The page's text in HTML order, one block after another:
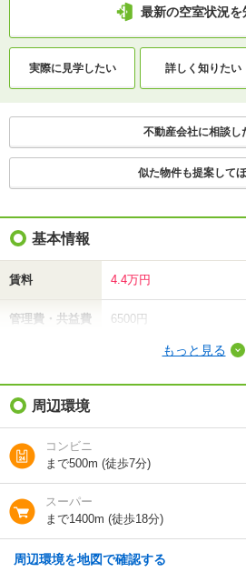
最新の空室状況を
実際に見学したい 詳しく知りたい
不動産会社に相談し
似た物件も提案して
基本情報
賃料 4.4万円
管理費・共益費 6500円
礼金（敷引・償
却金）
間取り / 専有面
積
1K/23.18m²
種別 / 構造
もっと見る
周辺環境
コンビニ
まで500m (徒歩7分)
スーパー
まで1400m (徒歩18分)
周辺環境を地図で確認する